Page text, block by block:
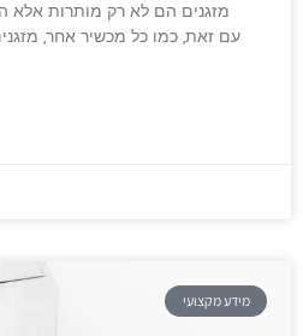
מזגנים הם לא רק מותרות אלא
עם זאת, כמו כל מכשיר אחר,
מידע מקצועי